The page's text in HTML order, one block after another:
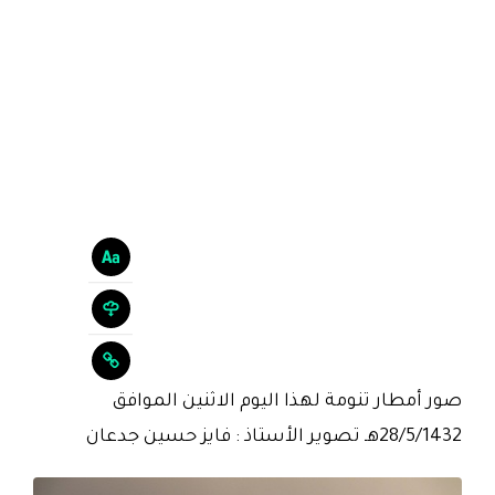
صور أمطار تنومة لهذا اليوم الاثنين الموافق
28/5/1432هـ تصوير الأستاذ : فايز حسين جدعان